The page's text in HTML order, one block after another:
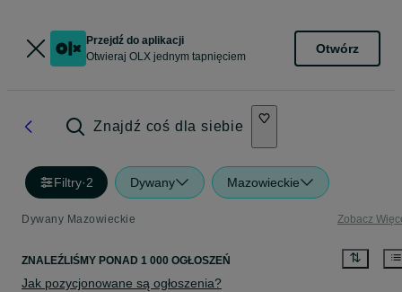
Przejdź do aplikacji
Otwieraj OLX jednym tapnięciem
Otwórz
Znajdź coś dla siebie
Filtry·2 Dywany Mazowieckie
Dywany Mazowieckie Zobacz
ZNALEŹLIŚMY PONAD 1 000 OGŁOSZEŃ
Jak pozycjonowane są ogłoszenia?